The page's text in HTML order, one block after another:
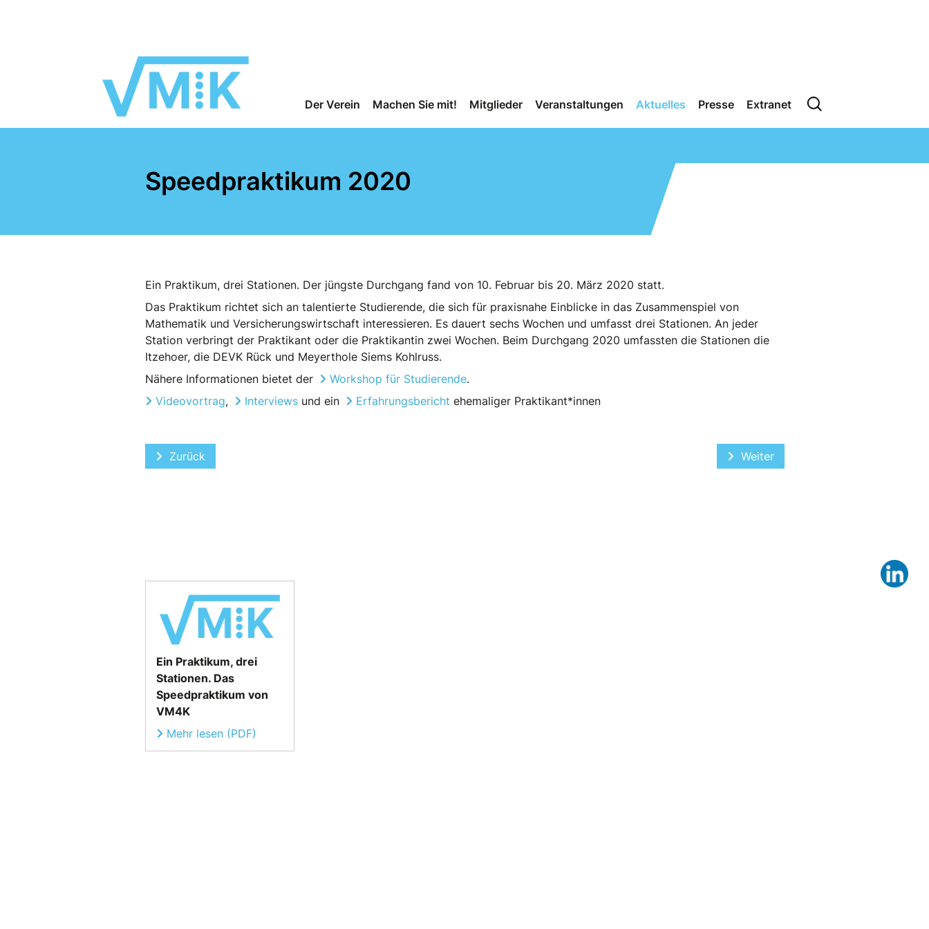
Der Verein Machen Sie mit! Mitglieder Veranstaltungen Aktuelles Presse Extranet
Speedpraktikum 2020
Ein Praktikum, drei Stationen. Der jüngste Durchgang fand von 10. Februar bis 20. März 2020 statt.
Das Praktikum richtet sich an talentierte Studierende, die sich für praxisnahe Einblicke in das Zusammenspiel von
Mathematik und Versicherungswirtschaft interessieren. Es dauert sechs Wochen und umfasst drei Stationen. An jeder
Station verbringt der Praktikant oder die Praktikantin zwei Wochen. Beim Durchgang 2020 umfassten die Stationen die
Itzehoer, die DEVK Rück und Meyerthole Siems Kohlruss.
Nähere Informationen bietet der
Workshop für Studierende.
Videovortrag, Interviewsund ein Erfahrungsbericht ehemaliger Praktikant*innen
Vorheriger Beitrag: Mitgliederworkshop 2020
Zurück Nächster Beitrag: Vortrag "Aktuare
Weiter
Ein Praktikum, drei
Stationen. Das
Speedpraktikum von
VM4K
Mehr lesen (PDF)